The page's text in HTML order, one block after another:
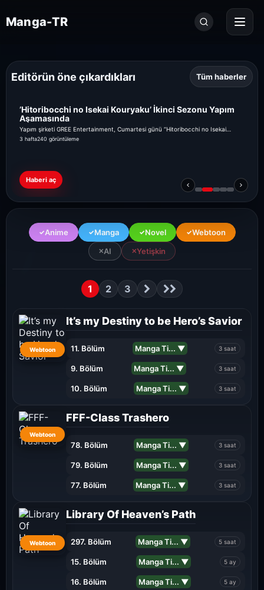
Manga-TR
Seri
ara...
Editörün öne çıkardıkları Tüm haberler
’Hitoribocchi no Isekai Kouryaku’ İkinci Sezonu Yapım
Aşamasında
Yapım şirketi GREE Entertainment, Cumartesi günü “Hitoribocchi no Isekai
Kouryaku” (Başka Bir Dünyada Yalnız Hayat) televizyon anime dizisinin ikinci
3 hafta240 görüntüleme
Haberi aç
✓Anime ✓Manga ✓Novel ✓Webtoon
✕AI ✕Yetişkin
1 2 3
Webtoon
It’s my Destiny to be Hero’s Savior
11. Bölüm Manga Ti... ▼ 3 saat
9. Bölüm Manga Ti... ▼ 3 saat
10. Bölüm Manga Ti... ▼ 3 saat
Webtoon
FFF-Class Trashero
78. Bölüm Manga Ti... ▼ 3 saat
79. Bölüm Manga Ti... ▼ 3 saat
77. Bölüm Manga Ti... ▼ 3 saat
Webtoon
Library Of Heaven’s Path
297. Bölüm Manga Ti... ▼ 5 saat
15. Bölüm Manga Ti... ▼ 5 ay
16. Bölüm Manga Ti... ▼ 5 ay